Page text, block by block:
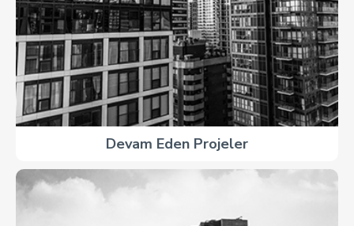
Devam Eden Projeler